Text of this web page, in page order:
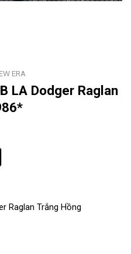
ERA
LA Dodger Raglan
Raglan Trắng Hồng